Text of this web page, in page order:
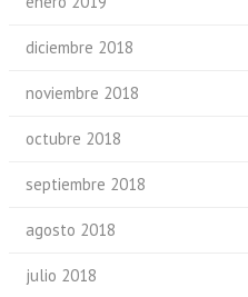
diciembre 2018
noviembre 2018
octubre 2018
septiembre 2018
agosto 2018
julio 2018